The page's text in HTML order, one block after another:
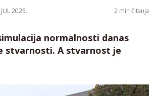
2025. 2 min čitanja
normalnosti danas
stvarnosti. A stvarnost je